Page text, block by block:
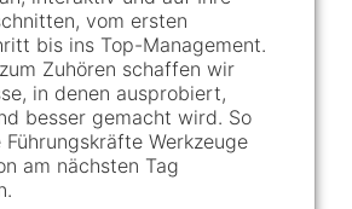
vom ersten
bis ins Top-Management.
Zuhören schaffen wir
in denen ausprobiert,
besser gemacht wird. So
Führungskräfte Werkzeuge
am nächsten Tag